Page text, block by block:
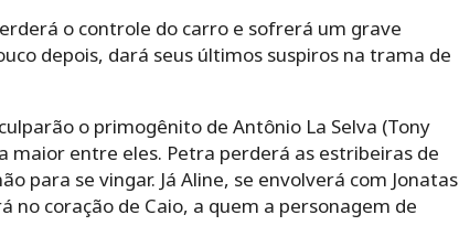
o controle do carro e sofrerá um grave
depois, dará seus últimos suspiros na trama de
o primogênito de Antônio La Selva (Tony
maior entre eles. Petra perderá as estribeiras de
para se vingar. Já Aline, se envolverá com Jonatas
no coração de Caio, a quem a personagem de